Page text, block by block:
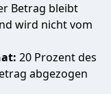
Betrag bleibt
wird nicht vom
20 Prozent des
abgezogen